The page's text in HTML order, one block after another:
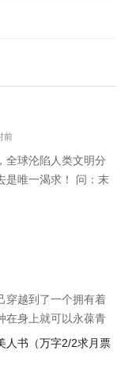
前
全球沦陷人类文明分
是唯一渴求！ 问：末
先要狠！【非重
穿越到了一个拥有着
在身上就可以永葆青
会智商下降实力提升
人书（万字2/2求月票